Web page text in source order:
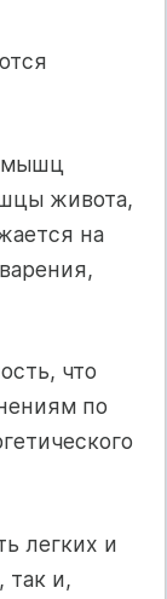
мышц
живота,
на
что
по
легких и
так и,